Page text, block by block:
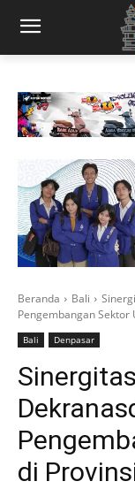
Beranda Bali
Pengembangan Sektor
Bali Denpasar
di